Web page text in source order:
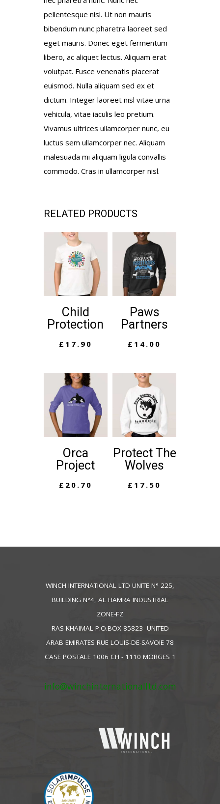
pellentesque nisl. Ut non mauris
bibendum nunc pharetra laoreet sed
eget mauris. Donec eget fermentum
libero, ac aliquet lectus. Aliquam erat
volutpat. Fusce venenatis placerat
euismod. Nulla aliquam sed ex et
dictum. Integer laoreet nisl vitae urna
vehicula, vitae iaculis leo pretium.
Vivamus ultrices ullamcorper nunc, eu
luctus sem ullamcorper nec. Aliquam
malesuada mi aliquam ligula convallis
commodo. Cras in ullamcorper nisl.
RELATED PRODUCTS
Child
Protection
£ 17.90
Paws
Partners
£ 14.00
Orca
Project
£ 20.70
Protect The
Wolves
£ 17.50
WINCH INTERNATIONAL LTD UNITE N° 225,
BUILDING N°4, AL HAMRA INDUSTRIAL
ZONE-FZ
RAS KHAIMAL P.O.BOX 85823 UNITED
ARAB EMIRATES RUE LOUIS-DE-SAVOIE 78
CASE POSTALE 1006 CH - 1110 MORGES 1
info@winchinternationalltd.com